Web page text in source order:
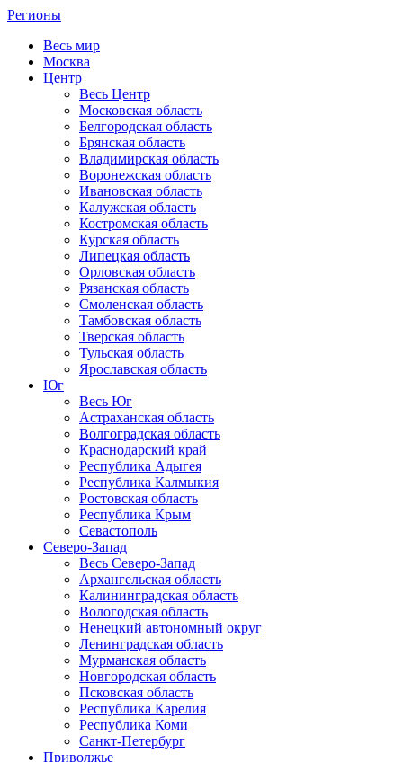
Регионы
Весь мир
Москва
Центр
Весь Центр
Московская область
Белгородская область
Брянская область
Владимирская область
Воронежская область
Ивановская область
Калужская область
Костромская область
Курская область
Липецкая область
Орловская область
Рязанская область
Смоленская область
Тамбовская область
Тверская область
Тульская область
Ярославская область
Юг
Весь Юг
Астраханская область
Волгоградская область
Краснодарский край
Республика Адыгея
Республика Калмыкия
Ростовская область
Республика Крым
Севастополь
Северо-Запад
Весь Северо-Запад
Архангельская область
Калининградская область
Вологодская область
Ненецкий автономный округ
Ленинградская область
Мурманская область
Новгородская область
Псковская область
Республика Карелия
Республика Коми
Санкт-Петербург
Приволжье